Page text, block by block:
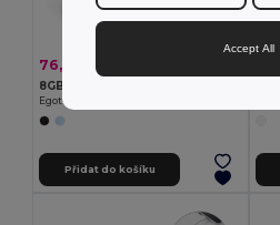
76,50 kč
Egotier 97435
Přidat do košíku
Accept All